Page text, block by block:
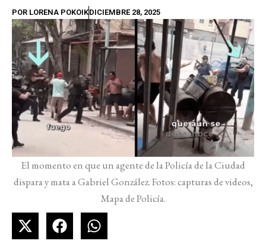
POR LORENA POKOIKDICIEMBRE 28, 2025
El momento en que un agente de la Policía de la Ciudad
dispara y mata a Gabriel González. Fotos: capturas de videos,
Mapa de Policía.